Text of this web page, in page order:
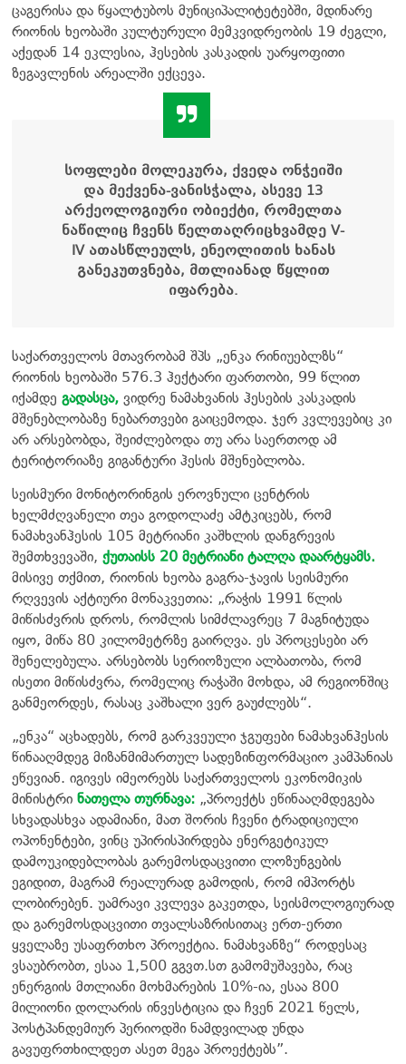
ცაგერისა და წყალტუბოს მუნიციპალიტეტებში, მდინარე
რიონის ხეობაში კულტურული მემკვიდრეობის 19 ძეგლი,
აქედან 14 ეკლესია, ჰესების კასკადის უარყოფითი
ზეგავლენის არეალში ექცევა.
სოფლები მოლეკურა, ქვედა ონჭეიში
და მექვენა-ვანისჭალა, ასევე 13
არქეოლოგიური ობიექტი, რომელთა
ნაწილიც ჩვენს წელთაღრიცხვამდე V-
IV ათასწლეულს, ენეოლითის ხანას
განეკუთვნება, მთლიანად წყლით
იფარება.
საქართველოს მთავრობამ შპს „ენკა რინიუებლზს“
რიონის ხეობაში 576.3 ჰექტარი ფართობი, 99 წლით
იქამდე გადასცა, ვიდრე ნამახვანის ჰესების კასკადის
მშენებლობაზე ნებართვები გაიცემოდა. ჯერ კვლევებიც კი
არ არსებობდა, შეიძლებოდა თუ არა საერთოდ ამ
ტერიტორიაზე გიგანტური ჰესის მშენებლობა.
სეისმური მონიტორინგის ეროვნული ცენტრის
ხელმძღვანელი თეა გოდოლაძე ამტკიცებს, რომ
ნამახვანჰესის 105 მეტრიანი კაშხლის დანგრევის
შემთხვევაში, ქუთაისს 20 მეტრიანი ტალღა დაარტყამს.
მისივე თქმით, რიონის ხეობა გაგრა-ჯავის სეისმური
რღვევის აქტიური მონაკვეთია: „რაჭის 1991 წლის
მიწისძვრის დროს, რომლის სიმძლავრეც 7 მაგნიტუდა
იყო, მიწა 80 კილომეტრზე გაირღვა. ეს პროცესები არ
შენელებულა. არსებობს სერიოზული ალბათობა, რომ
ისეთი მიწისძვრა, რომელიც რაჭაში მოხდა, ამ რეგიონშიც
განმეორდეს, რასაც კაშხალი ვერ გაუძლებს“.
„ენკა“ აცხადებს, რომ გარკვეული ჯგუფები ნამახვანჰესის
წინააღმდეგ მიზანმიმართულ სადეზინფორმაციო კამპანიას
ეწევიან. იგივეს იმეორებს საქართველოს ეკონომიკის
მინისტრი ნათელა თურნავა: „პროექტს ეწინააღმდეგება
სხვადასხვა ადამიანი, მათ შორის ჩვენი ტრადიციული
ოპონენტები, ვინც უპირისპირდება ენერგეტიკულ
დამოუკიდებლობას გარემოსდაცვითი ლოზუნგების
ეგიდით, მაგრამ რეალურად გამოდის, რომ იმპორტს
ლობირებენ. უამრავი კვლევა გაკეთდა, სეისმოლოგიურად
და გარემოსდაცვითი თვალსაზრისითაც ერთ-ერთი
ყველაზე უსაფრთხო პროექტია. ნამახვანზე“ როდესაც
ვსაუბრობთ, ესაა 1,500 გგვთ.სთ გამომუშავება, რაც
ენერგიის მთლიანი მოხმარების 10%-ია, ესაა 800
მილიონი დოლარის ინვესტიცია და ჩვენ 2021 წელს,
პოსტპანდემიურ პერიოდში ნამდვილად უნდა
გავუფრთხილდეთ ასეთ მეგა პროექტებს”.